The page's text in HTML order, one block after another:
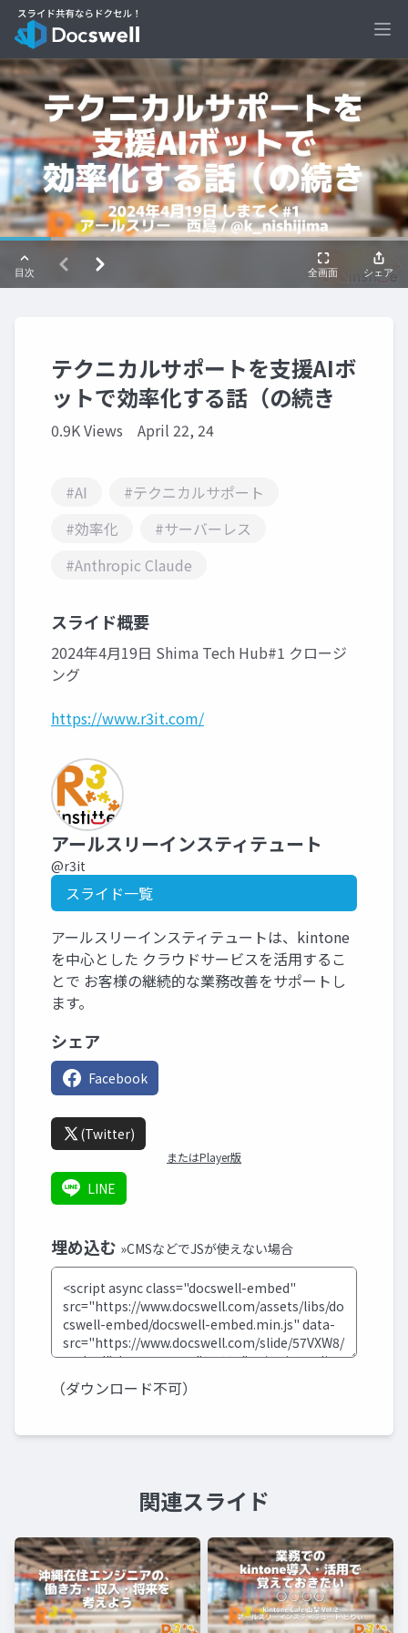
テクニカルサポートを支援AIボ
ットで効率化する話（の続き
0.9K Views April 22, 24
#AI
#テクニカルサポート
#効率化
#サーバーレス
#Anthropic Claude
スライド概要
2024年4月19日 Shima Tech Hub#1 クロージ
ング
https://www.r3it.com/
アールスリーインスティテュート
@r3it
スライド一覧
アールスリーインスティテュートは、kintone
を中心とした クラウドサービスを活用するこ
とで お客様の継続的な業務改善をサポートし
ます。
シェア
Facebook
(Twitter)
またはPlayer版
LINE
埋め込む »CMSなどでJSが使えない場合
（ダウンロード不可）
関連スライド